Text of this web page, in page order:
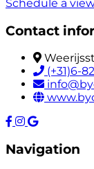
Schedule a
Contact
(+31)6-
Navigation